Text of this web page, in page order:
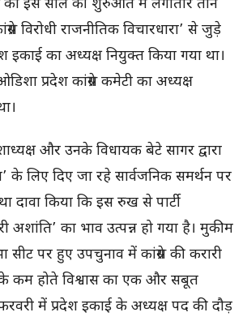
को इस साल की शुरुआत में लगातार तीन
विरोधी राजनीतिक विचारधारा’ से जुड़े
इकाई का अध्यक्ष नियुक्त किया गया था।
प्रदेश कांग्रेस कमेटी का अध्यक्ष
और उनके विधायक बेटे सागर द्वारा
के लिए दिए जा रहे सार्वजनिक समर्थन पर
दावा किया कि इस रुख से पार्टी
अशांति’ का भाव उत्पन्न हो गया है। मुकीम
सीट पर हुए उपचुनाव में कांग्रेस की करारी
कम होते विश्वास का एक और सबूत
में प्रदेश इकाई के अध्यक्ष पद की दौड़